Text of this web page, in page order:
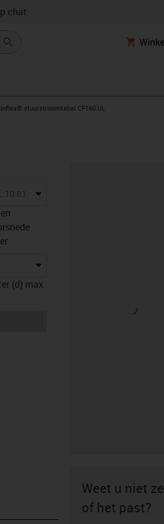
chat
arrow-right
stuurstroomkabel CF160.UL
dot
(d) max.
Weet u niet
of het past?